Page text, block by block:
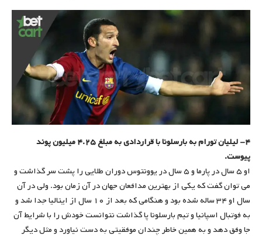
۴- لیلیان تورام به بارسلونا با قراردادی به مبلغ ۴.۲۵ میلیون پوند
پیوست.
او ۵ سال در پارما و ۵ سال در یوونتوس دوران طلایی را پشت سر گذاشت و
می توان گفت که یکی از بهترین مدافعان جهان در آن زمان بود. ولی در آن
سال او ۳۴ ساله شده بود و هنگامی که بعد از ۱۰ سال از ایتالیا جدا شد و
به فوتبال اسپانیا و تیم بارسلونا پا گذاشت نتوانست خودش را با شرایط آن
جا وفق دهد و به همین خاطر چندان موفقیتی به دست نیاورد و مثل دیگر